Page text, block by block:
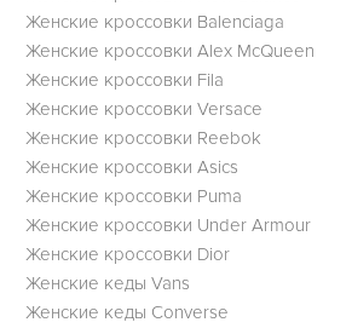
Женские кроссовки Balenciaga
Женские кроссовки Alex McQueen
Женские кроссовки Fila
Женские кроссовки Versace
Женские кроссовки Reebok
Женские кроссовки Asics
Женские кроссовки Puma
Женские кроссовки Under Armour
Женские кроссовки Dior
Женские кеды Vans
Женские кеды Converse